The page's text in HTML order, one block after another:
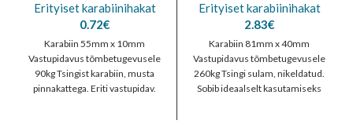
Erityiset karabiinihakat
0.72€
Karabiin 55mm x 10mm
Vastupidavus tõmbetugevusele
90kg Tsingist karabiin, musta
pinnakattega. Eriti vastupidav.
Erityiset karabiinihakat
2.83€
Karabiin 81mm x 40mm
Vastupidavus tõmbetugevusele
260kg Tsingi sulam, nikeldatud.
Sobib ideaalselt kasutamiseks